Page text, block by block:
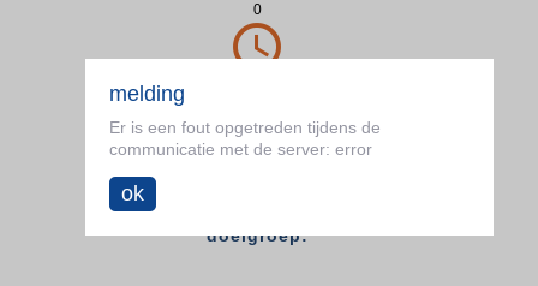
0

14

doelgroep:
melding
Er is een fout opgetreden tijdens de
communicatie met de server: error
ok